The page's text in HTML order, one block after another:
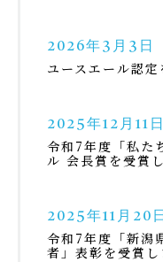
2026年3月3日
ユースエール認定
2025年12月11日
令和7年度「私た
ル 会長賞を受賞
2025年11月20日
令和7年度「新潟
者」表彰を受賞し